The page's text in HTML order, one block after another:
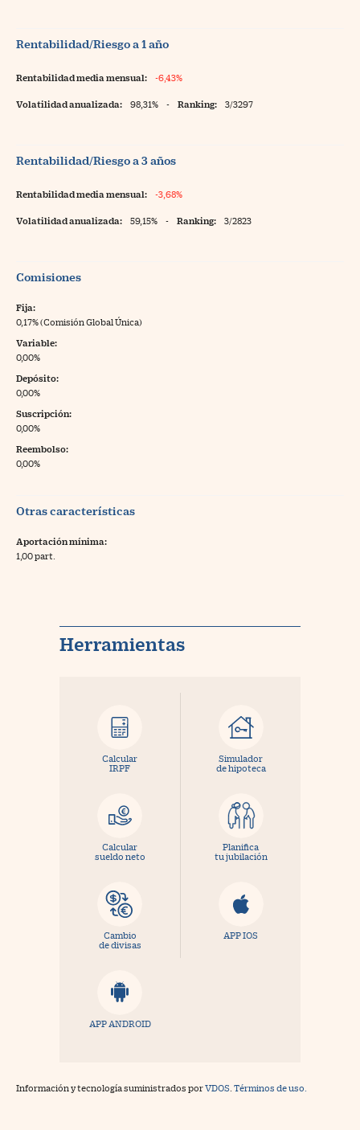
Rentabilidad/Riesgo a 1 año
Rentabilidad media mensual: -6,43%
Volatilidad anualizada: 98,31% - Ranking: 3/3297
Rentabilidad/Riesgo a 3 años
Rentabilidad media mensual: -3,68%
Volatilidad anualizada: 59,15% - Ranking: 3/2823
Comisiones
Fija:
0,17% (Comisión Global Única)
Variable:
0,00%
Depósito:
0,00%
Suscripción:
0,00%
Reembolso:
0,00%
Otras características
Aportación mínima:
1,00 part.
Herramientas
Calcular
IRPF
Simulador
de hipoteca
Calcular
sueldo neto
Planifica
tu jubilación
Cambio
de divisas
APP IOS
APP ANDROID
Información y tecnología suministrados porVDOS Términos de uso.